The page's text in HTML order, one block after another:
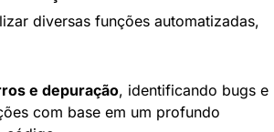
diversas funções automatizadas,
e depuração, identificando bugs e
com base em um profundo